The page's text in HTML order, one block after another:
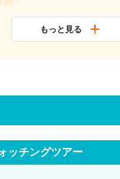
がちな星座たちも、名前
な日本語ガイドが詳し
もっと見る
ッチングツアー